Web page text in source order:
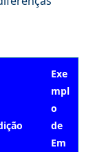
Exe
mpl
o
de
Em